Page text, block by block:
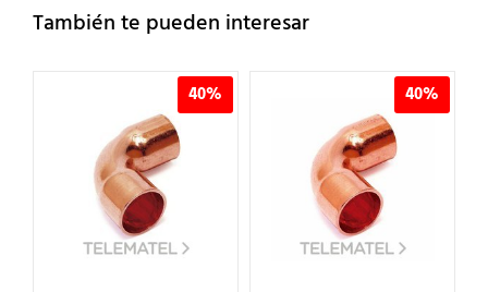
También te pueden interesar
40% 40%